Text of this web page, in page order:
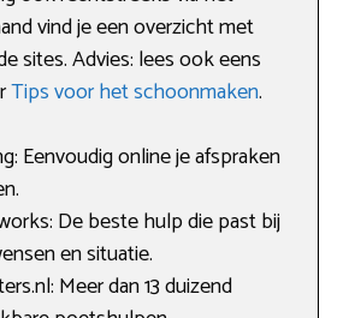
vind je een overzicht met
sites. Advies: lees ook eens
Tips voor het schoonmaken.
Eenvoudig online je afspraken
De beste hulp die past bij
en situatie.
Meer dan 13 duizend